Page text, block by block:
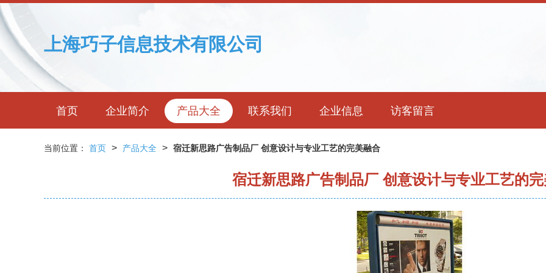
上海巧子信息技术有限公司
首页 企业简介 产品大全 联系我们 企业信息 访客留言
当前位置： 首页 > 产品大全 > 宿迁新思路广告制品厂 创意设计与专业工艺的完美融合
宿迁新思路广告制品厂 创意设计与专业工艺的